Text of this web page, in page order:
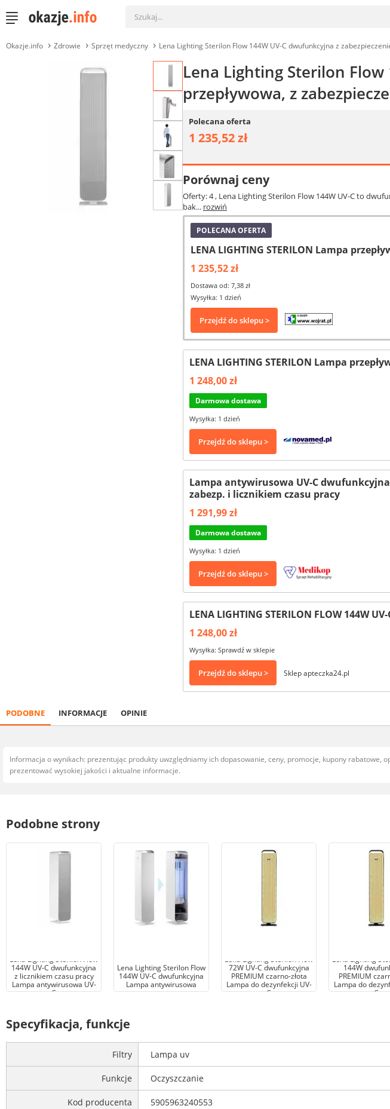
Okazje.info Zdrowie Sprzęt medyczny Lena Lighting Sterilon Flow 144W UV-C dwufunkcyjna z
Lena Lighting Sterilon
przepływowa, z
Polecana oferta
1 235,52 zł
Porównaj ceny
Oferty: 4, Lena Lighting Sterilon Flow 144W UV-C to
bak... rozwiń
POLECANA OFERTA
LENA LIGHTING STERILON Lampa
1 235,52 zł
Dostawa od: 7,38 zł
Wysyłka: 1 dzień
Przejdź do sklepu >
LENA LIGHTING STERILON Lampa
1 248,00 zł
Darmowa dostawa
Wysyłka: 1 dzień
Przejdź do sklepu >
Lampa antywirusowa UV-C
zabezp. i licznikiem czasu pracy
1 291,99 zł
Darmowa dostawa
Wysyłka: 1 dzień
Przejdź do sklepu >
LENA LIGHTING STERILON FLOW 144W
1 248,00 zł
Wysyłka: Sprawdź w sklepie
Przejdź do sklepu > Sklep apteczka24.pl
PODOBNE INFORMACJE OPINIE
Informacja o wynikach: prezentując produkty uwzględniamy ich dopasowanie, ceny, promocje, kupony
prezentować wysokiej jakości i aktualne informacje.
Podobne strony
Lena Lighting Sterilon Flow
144W UV-C dwufunkcyjna
z licznikiem czasu pracy
Lampa antywirusowa UV-
C
Lena Lighting Sterilon Flow
144W UV-C dwufunkcyjna
Lampa antywirusowa
Lena Lighting Sterilon Flow
72W UV-C dwufunkcyjna
PREMIUM czarno-złota
Lampa do dezynfekcji UV-
C
Lena Lighting
144W
PREMIUM
Lampa do
C
Specyfikacja, funkcje
Filtry Lampa uv
Funkcje Oczyszczanie
Kod producenta 5905963240553